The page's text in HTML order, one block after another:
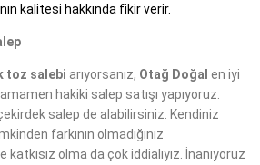
kalitesi hakkında fikir verir.
toz salebi arıyorsanız, Otağ Doğal en iyi
hakiki salep satışı yapıyoruz.
salep de alabilirsiniz. Kendiniz
farkının olmadığınız
katkısız olma da çok iddialıyız. İnanıyoruz